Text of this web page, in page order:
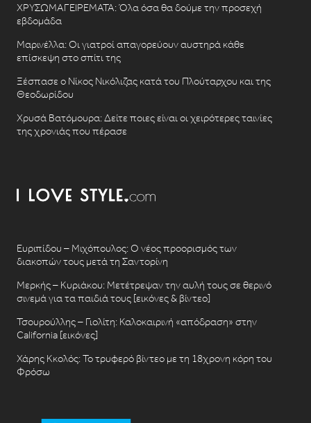
ΧΡΥΣΩΜΑΓΕΙΡΕΜΑΤΑ: Όλα όσα θα δούμε την προσεχή
εβδομάδα
Μαρινέλλα: Οι γιατροί απαγορεύουν αυστηρά κάθε
επίσκεψη στο σπίτι της
Ξέσπασε ο Νίκος Νικόλιζας κατά του Πλούταρχου και της
Θεοδωρίδου
Χρυσά Βατόμουρα: Δείτε ποιες είναι οι χειρότερες ταινίες
της χρονιάς που πέρασε
Ευριπίδου – Μιχόπουλος: Ο νέος προορισμός των
διακοπών τους μετά τη Σαντορίνη
Μερκής – Κυριάκου: Μετέτρεψαν την αυλή τους σε θερινό
σινεμά για τα παιδιά τους [εικόνες & βίντεο]
Τσουρούλλης – Γιολίτη: Καλοκαιρινή «απόδραση» στην
California [εικόνες]
Χάρης Κκολός: Το τρυφερό βίντεο με τη 18χρονη κόρη του
Φρόσω